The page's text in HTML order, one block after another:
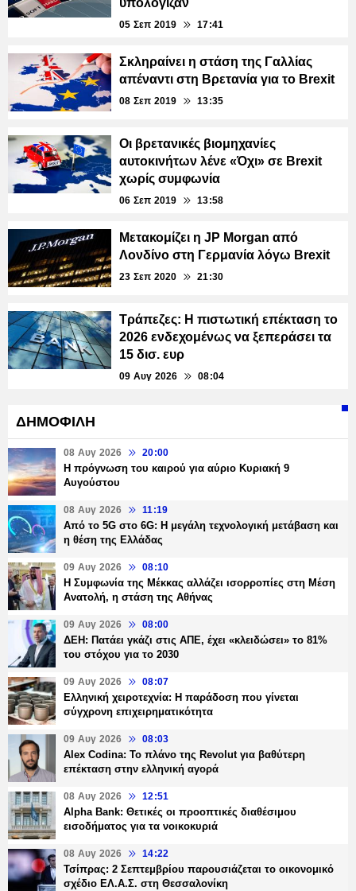
υπολόγιζαν
05 Σεπ 2019 17:41
Σκληραίνει η στάση της Γαλλίας
απέναντι στη Βρετανία για το Brexit
08 Σεπ 2019 13:35
Οι βρετανικές βιομηχανίες
αυτοκινήτων λένε «Όχι» σε Brexit
χωρίς συμφωνία
06 Σεπ 2019 13:58
Mετακομίζει η JP Morgan από
Λονδίνο στη Γερμανία λόγω Brexit
23 Σεπ 2020 21:30
Τράπεζες: H πιστωτική επέκταση το
2026 ενδεχομένως να ξεπεράσει τα
15 δισ. ευρ
09 Αυγ 2026 08:04
ΔΗΜΟΦΙΛΗ
08 Αυγ 2026 20:00
Η πρόγνωση του καιρού για αύριο Κυριακή 9
Αυγούστου
08 Αυγ 2026 11:19
Από το 5G στο 6G: Η μεγάλη τεχνολογική μετάβαση και
η θέση της Ελλάδας
09 Αυγ 2026 08:10
Η Συμφωνία της Μέκκας αλλάζει ισορροπίες στη Μέση
Ανατολή, η στάση της Αθήνας
09 Αυγ 2026 08:00
ΔΕΗ: Πατάει γκάζι στις ΑΠΕ, έχει «κλειδώσει» το 81%
του στόχου για το 2030
09 Αυγ 2026 08:07
Ελληνική χειροτεχνία: Η παράδοση που γίνεται
σύγχρονη επιχειρηματικότητα
09 Αυγ 2026 08:03
Alex Codina: Το πλάνο της Revolut για βαθύτερη
επέκταση στην ελληνική αγορά
08 Αυγ 2026 12:51
Alpha Bank: Θετικές οι προοπτικές διαθέσιμου
εισοδήματος για τα νοικοκυριά
08 Αυγ 2026 14:22
Τσίπρας: 2 Σεπτεμβρίου παρουσιάζεται το οικονομικό
σχέδιο ΕΛ.Α.Σ. στη Θεσσαλονίκη